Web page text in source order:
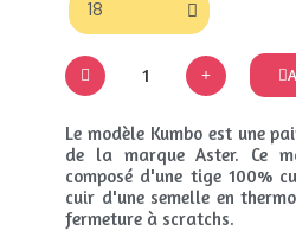
Le modèle Kumbo est une
de la marque Aster. Ce
composé d'une tige 100%
cuir d'une semelle en
fermeture à scratchs.